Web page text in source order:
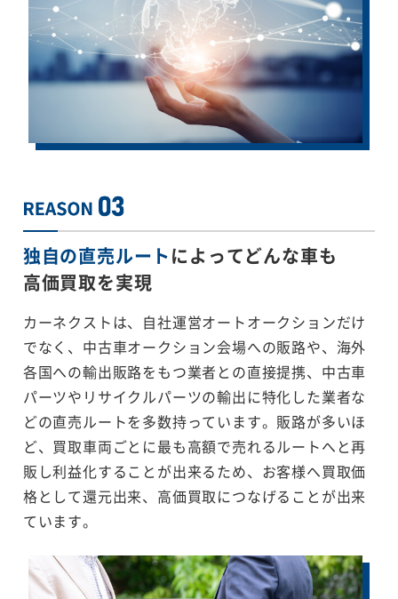
独自の直売ルートによってどんな車も
高価買取を実現
カーネクストは、自社運営オートオークションだけ
でなく、中古車オークション会場への販路や、海外
各国への輸出販路をもつ業者との直接提携、中古車
パーツやリサイクルパーツの輸出に特化した業者な
どの直売ルートを多数持っています。販路が多いほ
ど、買取車両ごとに最も高額で売れるルートへと再
販し利益化することが出来るため、お客様へ買取価
格として還元出来、高価買取につなげることが出来
ています。